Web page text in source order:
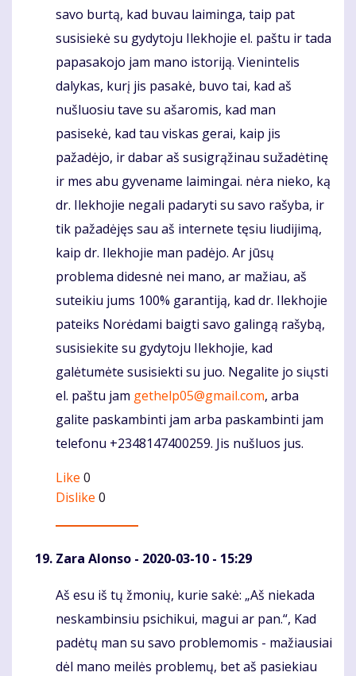
savo burtą, kad buvau laiminga, taip pat
susisiekė su gydytoju Ilekhojie el. paštu ir tada
papasakojo jam mano istoriją. Vienintelis
dalykas, kurį jis pasakė, buvo tai, kad aš
nušluosiu tave su ašaromis, kad man
pasisekė, kad tau viskas gerai, kaip jis
pažadėjo, ir dabar aš susigrąžinau sužadėtinę
ir mes abu gyvename laimingai. nėra nieko, ką
dr. Ilekhojie negali padaryti su savo rašyba, ir
tik pažadėjęs sau aš internete tęsiu liudijimą,
kaip dr. Ilekhojie man padėjo. Ar jūsų
problema didesnė nei mano, ar mažiau, aš
suteikiu jums 100% garantiją, kad dr. Ilekhojie
pateiks Norėdami baigti savo galingą rašybą,
susisiekite su gydytoju Ilekhojie, kad
galėtumėte susisiekti su juo. Negalite jo siųsti
el. paštu jam gethelp05@gmail.com, arba
galite paskambinti jam arba paskambinti jam
telefonu +2348147400259. Jis nušluos jus.
Like 0
Dislike 0
Zara Alonso - 2020-03-10 - 15:29
Komentaras
Aš esu iš tų žmonių, kurie sakė: „Aš niekada
neskambinsiu psichikui, magui ar pan.“, Kad
padėtų man su savo problemomis - mažiausiai
dėl mano meilės problemų, bet aš pasiekiau